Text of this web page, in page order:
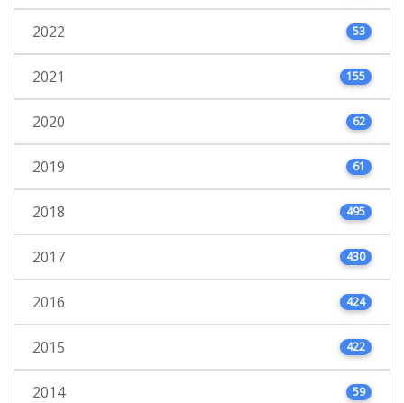
2022 53
2021 155
2020 62
2019 61
2018 495
2017 430
2016 424
2015 422
2014 59